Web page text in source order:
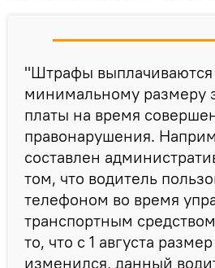
"Штрафы выплачиваются
минимальному размеру
платы на время
правонарушения.
составлен
том, что водитель
телефоном во время
транспортным
то, что с 1 августа
изменился, данный